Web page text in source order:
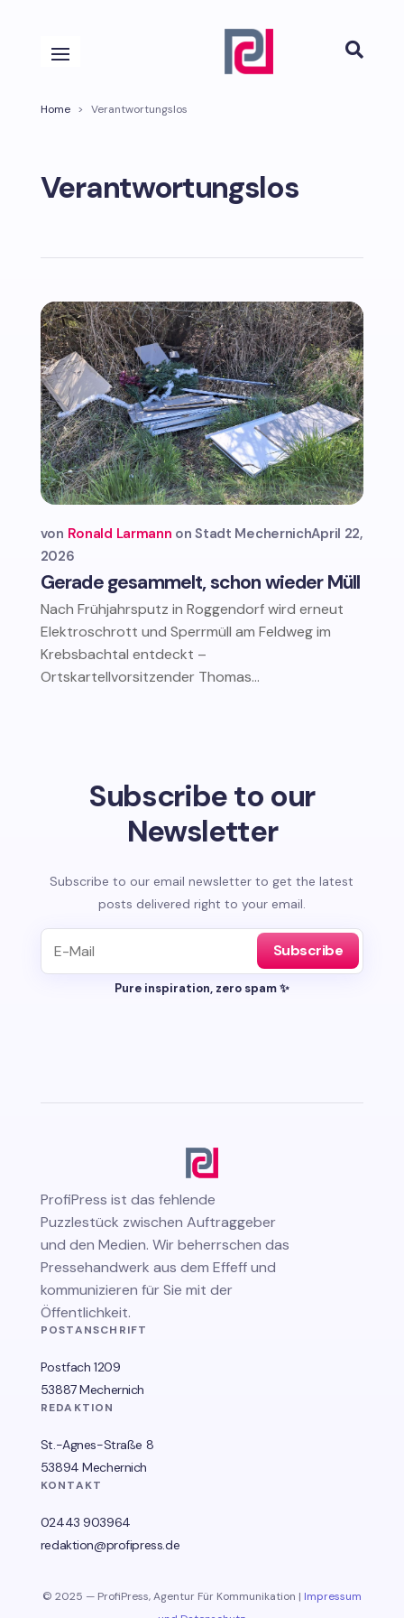

Home > Verantwortungslos
Verantwortungslos
Gerade gesammelt, schon wieder Müll
von Ronald Larmann Stadt MechernichApril 22,
2026
Nach Frühjahrsputz in Roggendorf wird erneut
Elektroschrott und Sperrmüll am Feldweg im
Krebsbachtal entdeckt –
Ortskartellvorsitzender Thomas...
Subscribe to our
Newsletter
Subscribe to our email newsletter to get the latest
posts delivered right to your email.
Subscribe
Pure inspiration, zero spam ✨
ProfiPress ist das fehlende
Puzzlestück zwischen Auftraggeber
und den Medien. Wir beherrschen das
Pressehandwerk aus dem Effeff und
kommunizieren für Sie mit der
Öffentlichkeit.
POSTANSCHRIFT
Postfach 1209
53887 Mechernich
REDAKTION
St.-Agnes-Straße 8
53894 Mechernich
KONTAKT
02443 903964
redaktion@profipress.de
© 2025 — ProfiPress, Agentur Für Kommunikation | Impressum